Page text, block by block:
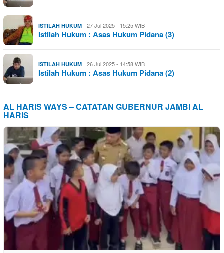
ISTILAH HUKUM 27 Jul 2025 - 15:25 WIB
Istilah Hukum : Asas Hukum Pidana (3)
ISTILAH HUKUM 26 Jul 2025 - 14:58 WIB
Istilah Hukum : Asas Hukum Pidana (2)
AL HARIS WAYS – CATATAN GUBERNUR JAMBI AL
HARIS